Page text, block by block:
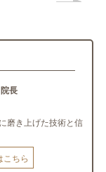
長
磨き上げた技術と信
こちら